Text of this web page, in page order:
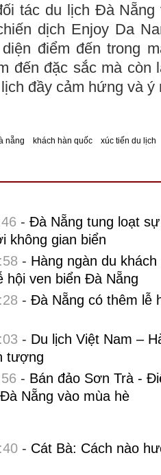
tác du lịch Đà Nẵng
dịch Enjoy Da
điểm đến trong
đến đặc sắc mà
đầy cảm hứng và ý
nẵng khách hàn quốc xúc tiến du lịch
- Đà Nẵng tung loạt
không gian biển
- Hàng ngàn du
hội ven biển Đà Nẵng
- Đà Nẵng có thêm lễ
- Du lịch Việt Nam –
tượng
- Bán đảo Sơn Trà -
Nẵng vào mùa hè
- Cát Bà: Cách nào